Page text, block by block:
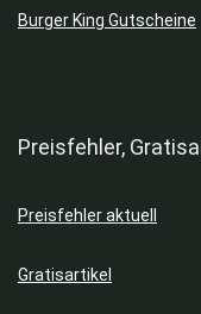
Burger King Gutscheine
Preisfehler,
Preisfehler aktuell
Gratisartikel